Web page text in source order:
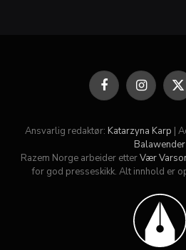
FacebookInstagram
X
Ansvarlig redaktør: Katarzyna Karp |
Balawender
Razem Norge arbeider etterVær
for god presseskikk. Alt innhold er